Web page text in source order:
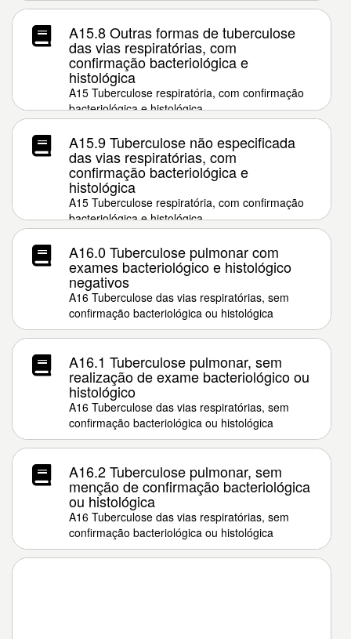
A15.8 Outras formas de tuberculose
das vias respiratórias, com
confirmação bacteriológica e
histológica
A15 Tuberculose respiratória, com confirmação
bacteriológica e histológica
A15.9 Tuberculose não especificada
das vias respiratórias, com
confirmação bacteriológica e
histológica
A15 Tuberculose respiratória, com confirmação
bacteriológica e histológica
A16.0 Tuberculose pulmonar com
exames bacteriológico e histológico
negativos
A16 Tuberculose das vias respiratórias, sem
confirmação bacteriológica ou histológica
A16.1 Tuberculose pulmonar, sem
realização de exame bacteriológico ou
histológico
A16 Tuberculose das vias respiratórias, sem
confirmação bacteriológica ou histológica
A16.2 Tuberculose pulmonar, sem
menção de confirmação bacteriológica
ou histológica
A16 Tuberculose das vias respiratórias, sem
confirmação bacteriológica ou histológica